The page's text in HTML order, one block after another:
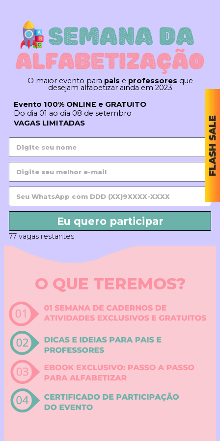
O maior evento para pais e professores que
desejam alfabetizar ainda em 2023
Evento 100% ONLINE e GRATUITO
Do dia 01 ao dia 08 de setembro
VAGAS LIMITADAS
Eu quero participar
77 vagas restantes
O QUE TEREMOS?